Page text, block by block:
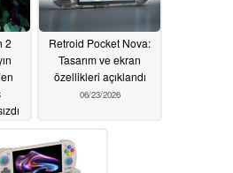
2
Retroid Pocket Nova:
Tasarım ve ekran
özellikleri açıklandı
06/23/2026